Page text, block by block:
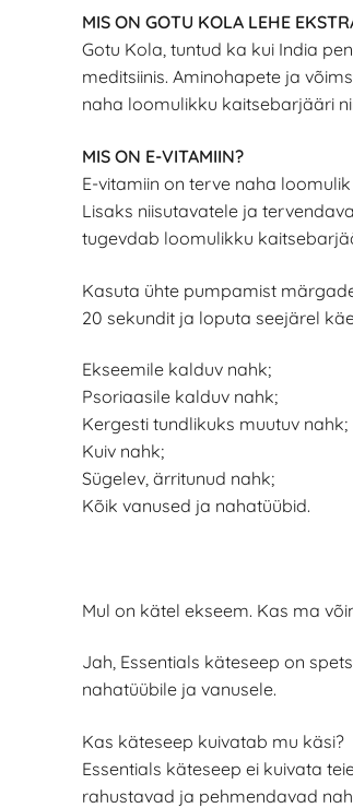
MIS ON GOTU KOLA LEHE
Gotu Kola, tuntud ka kui India
meditsiinis. Aminohapete ja
naha loomulikku kaitsebarjääri
MIS ON E-VITAMIIN?
E-vitamiin on terve naha
Lisaks niisutavatele ja
tugevdab loomulikku
Kasuta ühte pumpamist
20 sekundit ja loputa seejärel
Ekseemile kalduv nahk;
Psoriaasile kalduv nahk;
Kergesti tundlikuks muutuv nahk;
Kuiv nahk;
Sügelev, ärritunud nahk;
Kõik vanused ja nahatüübid.
Mul on kätel ekseem. Kas ma
Jah, Essentials käteseep on
nahatüübile ja vanusele.
Kas käteseep kuivatab mu käsi?
Essentials käteseep ei kuivata
rahustavad ja pehmendavad